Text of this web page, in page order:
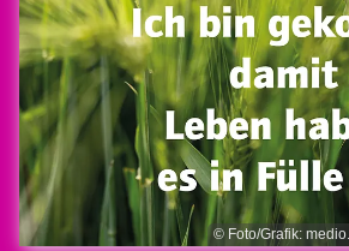
© Foto/Grafik: